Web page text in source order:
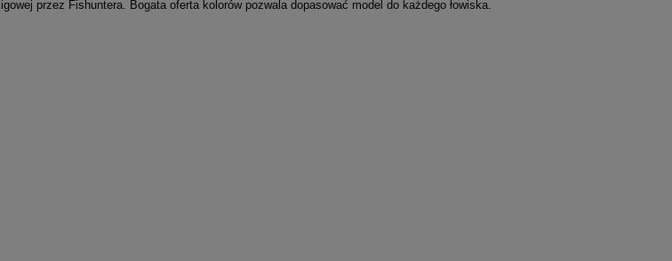
przez Fishuntera. Bogata oferta kolorów pozwala dopasować model do każdego łowiska.